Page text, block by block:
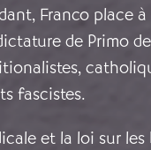
Franco place
de Primo
fascistes.
et la loi sur